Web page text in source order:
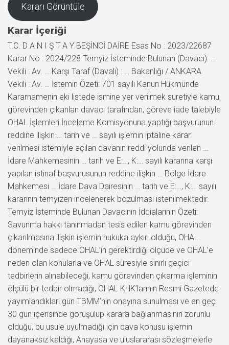
Kararı Görüntüle
Karar İçeriği
T.C. D A N I Ş T A Y BEŞİNCİ DAİRE Esas No : 2023/22687
Karar No : 2024/228 Temyiz İsteminde Bulunan (Davacı): …
Vekili : Av. … Karşı Taraf (Davalı) : … Bakanlığı / ANKARA
Vekili : Av. … İstemin Özeti: 701 sayılı Kanun Hükmünde
Kararnamenin eki listede ismine yer verilmek suretiyle kamu
görevinden çıkarılan davacı tarafından, göreve iade talebiyle
OHAL İşlemleri İnceleme Komisyonuna yaptığı başvurunun
reddine ilişkin … tarih ve … sayılı işlemin iptaline karar
verilmesi istemiyle açılan davanın reddi yolunda verilen …
İdare Mahkemesinin … tarih ve E:…, K:… sayılı kararına karşı
yapılan istinaf başvurusunun reddine ilişkin … Bölge İdare
Mahkemesi … İdare Dava Dairesinin … tarih ve E:…, K:… sayılı
kararının temyizen incelenerek bozulması istenilmektedir.
Temyiz İsteminde Bulunan Davacının İddialarının Özeti:
Savunma hakkı tanınmadan tesis edilen kamu görevinden
çıkarılmasına ilişkin işlemin hukuka aykırı olduğu, OHAL
döneminde sadece OHAL’in gerektirdiği ölçüde ve OHAL’e
neden olan konularla ve OHAL süresiyle sınırlı geçici
tedbirlerin alınabileceği, kamu görevinden çıkarma işleminin
ölçülü bir tedbir olmadığı, OHAL KHK’larının Resmi Gazetede
yayımlandıkları gün TBMM’nin onayına sunulması ve en geç
30 gün içerisinde görüşülüp karara bağlanmasının zorunlu
olduğu, bu usule uyulmadığı için dava konusu işlemin
dayanaksız kaldığı, Anayasa ve uluslararası sözleşmelerle